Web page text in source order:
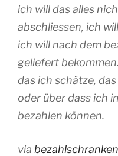
ich will das alles
abschliessen, ich
ich will nach dem
geliefert
das ich schätze,
oder über dass ich
bezahlen können.
via